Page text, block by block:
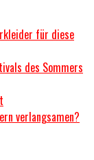
für diese
des Sommers
verlangsamen?